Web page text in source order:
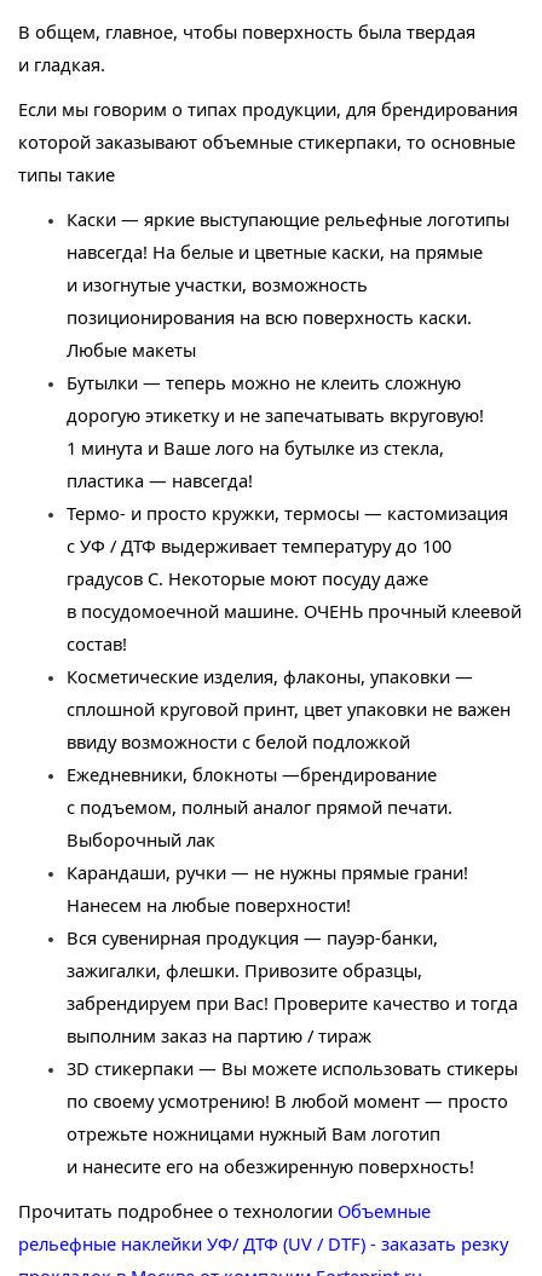
В общем, главное, чтобы поверхность была твердая
и гладкая.
Если мы говорим о типах продукции, для брендирования
которой заказывают объемные стикерпаки, то основные
типы такие
Каски — яркие выступающие рельефные логотипы
навсегда! На белые и цветные каски, на прямые
и изогнутые участки, возможность
позиционирования на всю поверхность каски.
Любые макеты
Бутылки — теперь можно не клеить сложную
дорогую этикетку и не запечатывать вкруговую!
1 минута и Ваше лого на бутылке из стекла,
пластика — навсегда!
Термо- и просто кружки, термосы — кастомизация
с УФ / ДТФ выдерживает температуру до 100
градусов С. Некоторые моют посуду даже
в посудомоечной машине. ОЧЕНЬ прочный клеевой
состав!
Косметические изделия, флаконы, упаковки —
сплошной круговой принт, цвет упаковки не важен
ввиду возможности с белой подложкой
Ежедневники, блокноты —брендирование
с подъемом, полный аналог прямой печати.
Выборочный лак
Карандаши, ручки — не нужны прямые грани!
Нанесем на любые поверхности!
Вся сувенирная продукция — пауэр-банки,
зажигалки, флешки. Привозите образцы,
забрендируем при Вас! Проверите качество и тогда
выполним заказ на партию / тираж
3D стикерпаки — Вы можете использовать стикеры
по своему усмотрению! В любой момент — просто
отрежьте ножницами нужный Вам логотип
и нанесите его на обезжиренную поверхность!
Прочитать подробнее о технологии Объемные
рельефные наклейки УФ/ ДТФ (UV / DTF) - заказать резку